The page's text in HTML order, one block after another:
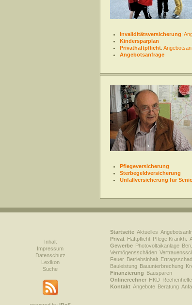
Invaliditätsversicherung:
Kindersparplan
Privathaftpflicht:
Angebotsanfrage
Pflegeversicherung
Sterbegeldversicherung
Unfallversicherung für
Inhalt
Impressum
Datenschutz
Lexikon
Suche
Startseite Aktuelles
Privat Haftpflicht Pflege,Krankh.
Gewerbe Photovoltaikanlage
Vermögensschäden
Feuer Betriebsinhalt
Bauleistung Bauunterbrechung
Finanzierung Bausparen
Onlinerechner HKD
Kontakt Angebote Beratung